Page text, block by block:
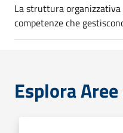
La struttura organizzativa
competenze che
Esplora